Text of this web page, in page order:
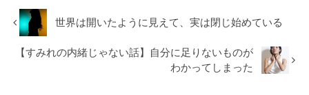
世界は開いたように見えて、実は閉じ始めている
【すみれの内緒じゃない話】自分に足りないものが
わかってしまった